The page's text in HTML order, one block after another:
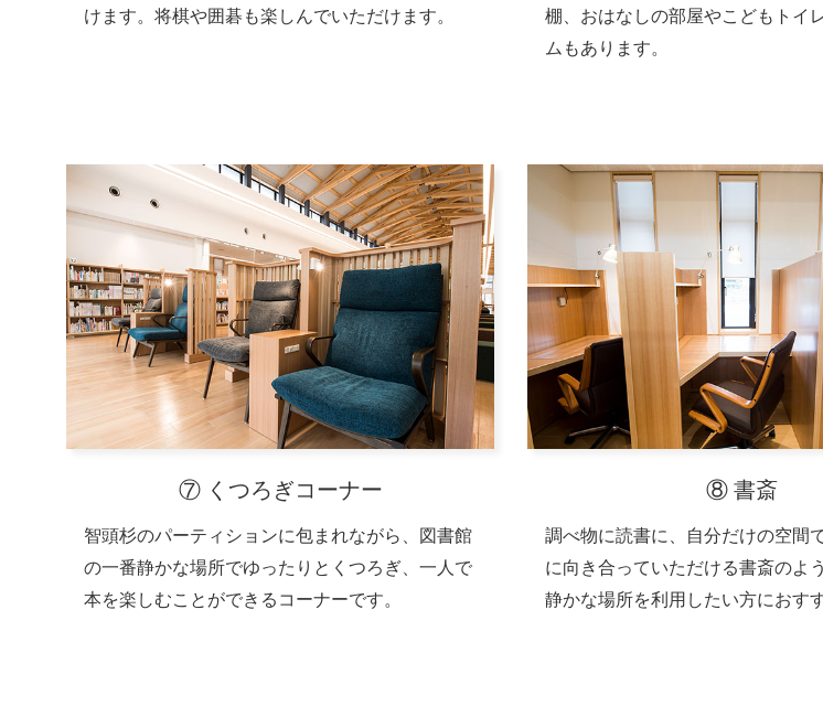
けます。将棋や囲碁も楽しんでいただけます。
棚、おはなしの部屋やこどもトイ
ムもあります。
⑦ くつろぎコーナー
智頭杉のパーティションに包まれながら、図書館
の一番静かな場所でゆったりとくつろぎ、一人で
本を楽しむことができるコーナーです。
⑧ 書斎
調べ物に読書に、自分だけの空間
に向き合っていただける書斎のよ
静かな場所を利用したい方におす